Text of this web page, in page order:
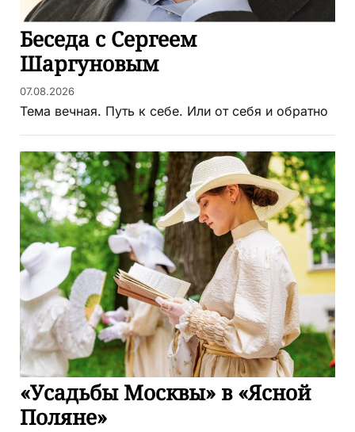
Беседа с Сергеем
Шаргуновым
07.08.2026
Тема вечная. Путь к себе. Или от себя и обратно
«Усадьбы Москвы» в «Ясной
Поляне»